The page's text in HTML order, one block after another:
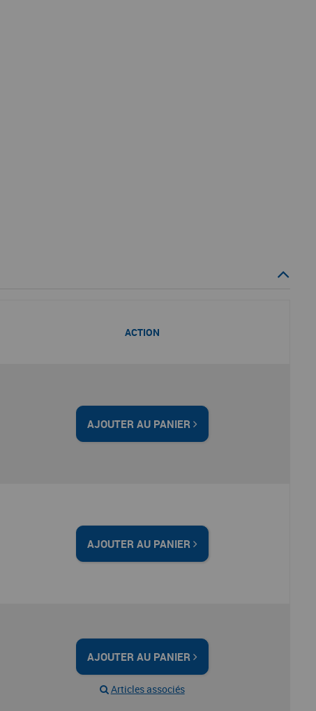
ACTION
AJOUTER AU PANIER
AJOUTER AU PANIER
AJOUTER AU PANIER
Articles associés